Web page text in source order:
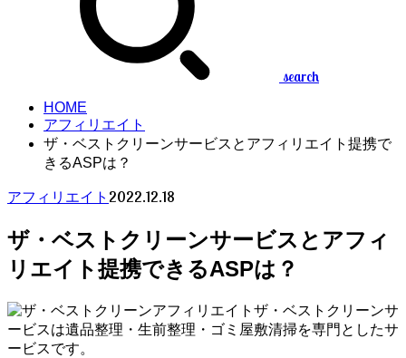
search
HOME
アフィリエイト
ザ・ベストクリーンサービスとアフィリエイト提携で
きるASPは？
アフィリエイト 2022.12.18
ザ・ベストクリーンサービスとアフィ
リエイト提携できるASPは？
ザ・ベストクリーンサ
ービスは遺品整理・生前整理・ゴミ屋敷清掃を専門としたサ
ービスです。